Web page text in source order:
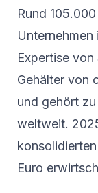
Rund
Expertise
Gehälter von
und gehört
weltweit.
Euro